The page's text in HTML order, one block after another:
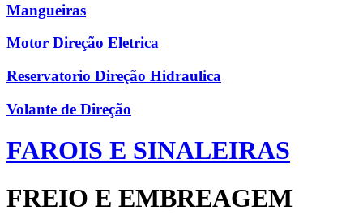
Mangueiras
Motor Direção Eletrica
Reservatorio Direção Hidraulica
Volante de Direção
FAROIS E SINALEIRAS
FREIO E EMBREAGEM